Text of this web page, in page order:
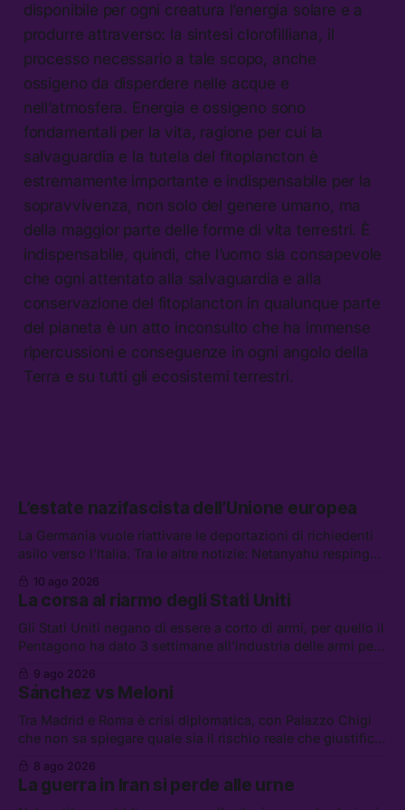
disponibile per ogni creatura l’energia solare e a
produrre attraverso: la sintesi clorofilliana, il
processo necessario a tale scopo, anche
ossigeno da disperdere nelle acque e
nell’atmosfera. Energia e ossigeno sono
fondamentali per la vita, ragione per cui la
salvaguardia e la tutela del fitoplancton è
estremamente importante e indispensabile per la
sopravvivenza, non solo del genere umano, ma
della maggior parte delle forme di vita terrestri. È
indispensabile, quindi, che l’uomo sia consapevole
che ogni attentato alla salvaguardia e alla
conservazione del fitoplancton in qualunque parte
del pianeta è un atto inconsulto che ha immense
ripercussioni e conseguenze in ogni angolo della
Terra e su tutti gli ecosistemi terrestri.
L’estate nazifascista dell’Unione europea
La Germania vuole riattivare le deportazioni di richiedenti
asilo verso l’Italia. Tra le altre notizie: Netanyahu respinge
non chiedete aiuto al super yacht di Mark Zuckerberg
10 ago 2026
La corsa al riarmo degli Stati Uniti
Gli Stati Uniti negano di essere a corto di armi, per quello il
Pentagono ha dato 3 settimane all’industria delle armi per
continuerà ad usare i servizi di Palantir, la protesta contro
La Russa, e la centrale elettrica di Amazon in Texas
9 ago 2026
Sánchez vs Meloni
Tra Madrid e Roma è crisi diplomatica, con Palazzo Chigi
che non sa spiegare quale sia il rischio reale che giustifica
di difesa tra Arabia Saudita, Pakistan e Turchia, la crisi del
carburante irregolare, e un altro caso di IA ribelle
8 ago 2026
La guerra in Iran si perde alle urne